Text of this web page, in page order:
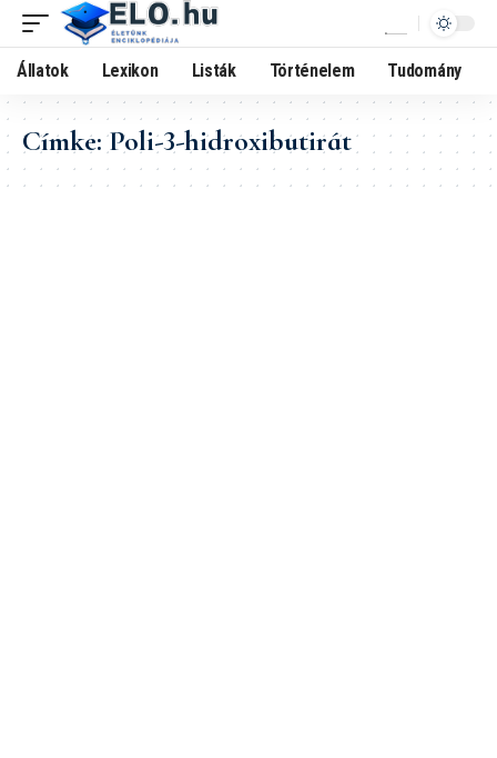
Állatok Lexikon Listák Történelem Tudomány
Címke:Poli-3-hidroxibutirát